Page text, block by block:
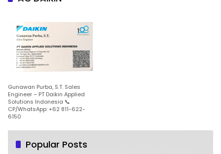
Gunawan Purba, S.T. Sales
Engineer – PT Daikin Applied
Solutions Indonesia 📞
CP/WhatsApp: +62 811-622-
6150
Popular Posts